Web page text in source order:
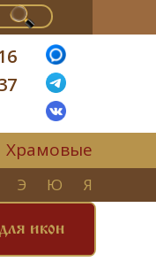
Храмовые
Э Ю Я
икон